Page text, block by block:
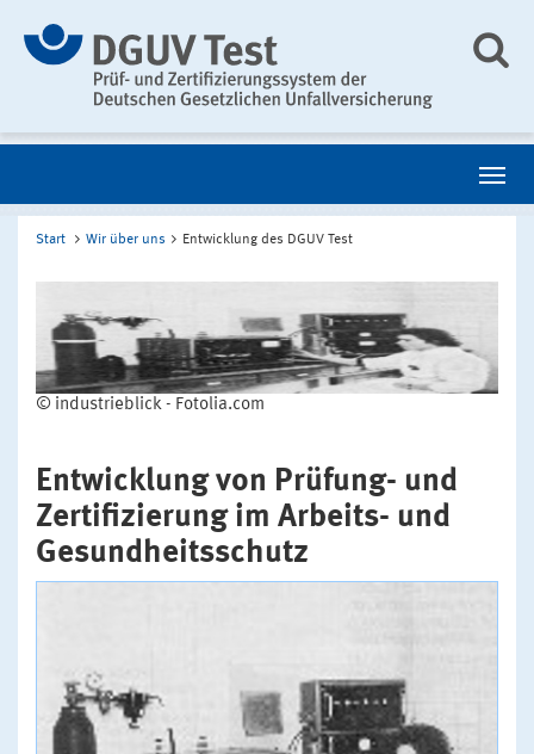
Start Wir über uns Entwicklung des DGUV Test
© industrieblick - Fotolia.com
Entwicklung von Prüfung- und
Zertifizierung im Arbeits- und
Gesundheitsschutz